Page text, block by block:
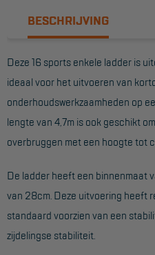
Reddingsmiddelen
ACTIES
MAATWERK
VERHUUR
Steigers
BESCHRIJVING
Deze 16 sports enkele ladder is
ideaal voor het uitvoeren van
onderhoudswerkzaamheden op
lengte van 4,7m is ook geschikt
overbruggen met een hoogte tot
De ladder heeft een binnenmaat
van 28cm. Deze uitvoering heeft
standaard voorzien van een
zijdelingse stabiliteit.